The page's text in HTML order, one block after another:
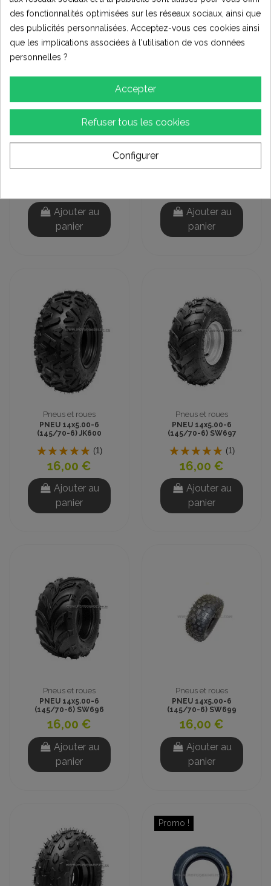
Pneus et roues
Ajouter au
panier
Pneus et roues
Ajouter au
panier
Pneus et roues
PNEU 14x5.00-6
(145/70-6) JK600
(1)
16,00 €
Ajouter au
panier
Pneus et roues
PNEU 14x5.00-6
(145/70-6) SW697
(1)
16,00 €
Ajouter au
panier
Pneus et roues
PNEU 14x5.00-6
(145/70-6) SW696
TUBELESS CROSS
16,00 €
Ajouter au
panier
Pneus et roues
PNEU 14x5.00-6
(145/70-6) SW699
TUBELESS CROSS
16,00 €
Ajouter au
panier
Promo !
des fonctionnalités optimisées sur les réseaux sociaux, ainsi que
des publicités personnalisées. Acceptez-vous ces cookies ainsi
que les implications associées à l'utilisation de vos données
personnelles ?
Accepter
Refuser tous les cookies
Configurer